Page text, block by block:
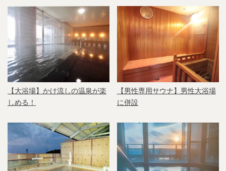
【大浴場】かけ流しの温泉が楽
しめる！
【男性専用サウナ】男性大浴場
に併設